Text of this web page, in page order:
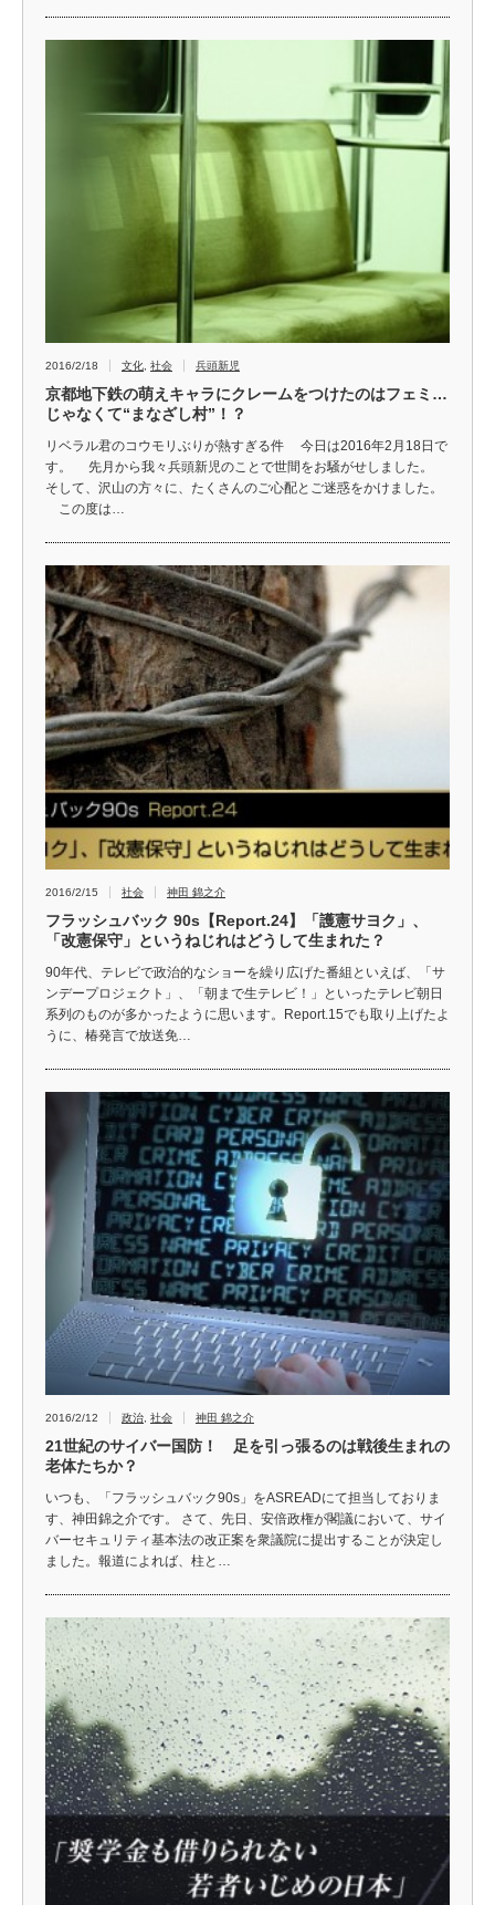
2016/2/18 文化 社会 兵頭新児
京都地下鉄の萌えキャラにクレームをつけたのはフェミ…
じゃなくて“まなざし村”！？
リベラル君のコウモリぶりが熱すぎる件 今日は2016年2月18日で
す。 先月から我々兵頭新児のことで世間をお騒がせしました。
そして、沢山の方々に、たくさんのご心配とご迷惑をかけました。
この度は…
2016/2/15 社会 神田 錦之介
フラッシュバック 90s【Report.24】「護憲サヨク」、
「改憲保守」というねじれはどうして生まれた？
90年代、テレビで政治的なショーを繰り広げた番組といえば、「サ
ンデープロジェクト」、「朝まで生テレビ！」といったテレビ朝日
系列のものが多かったように思います。Report.15でも取り上げたよ
うに、椿発言で放送免…
2016/2/12 政治 社会 神田 錦之介
21世紀のサイバー国防！ 足を引っ張るのは戦後生まれの
老体たちか？
いつも、「フラッシュバック90s」をASREADにて担当しておりま
す、神田錦之介です。 さて、先日、安倍政権が閣議において、サイ
バーセキュリティ基本法の改正案を衆議院に提出することが決定し
ました。報道によれば、柱と…